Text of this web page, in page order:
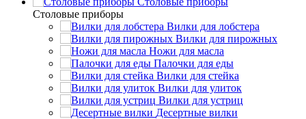
Cтоловые приборы
Вилки для лобстера
Вилки для пирожных
Ножи для масла
Палочки для еды
Вилки для стейка
Вилки для улиток
Вилки для устриц
Десертные вилки